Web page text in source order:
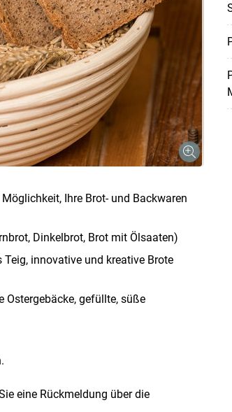
Ihre Brot- und Backwaren
Dinkelbrot, Brot mit Ölsaaten)
innovative und kreative Brote
Ostergebäcke, gefüllte, süße
eine Rückmeldung über die